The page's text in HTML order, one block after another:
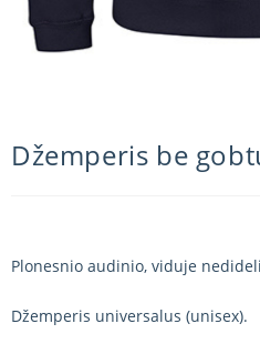
Džemperis be
Plonesnio audinio, viduje
Džemperis universalus (unisex).